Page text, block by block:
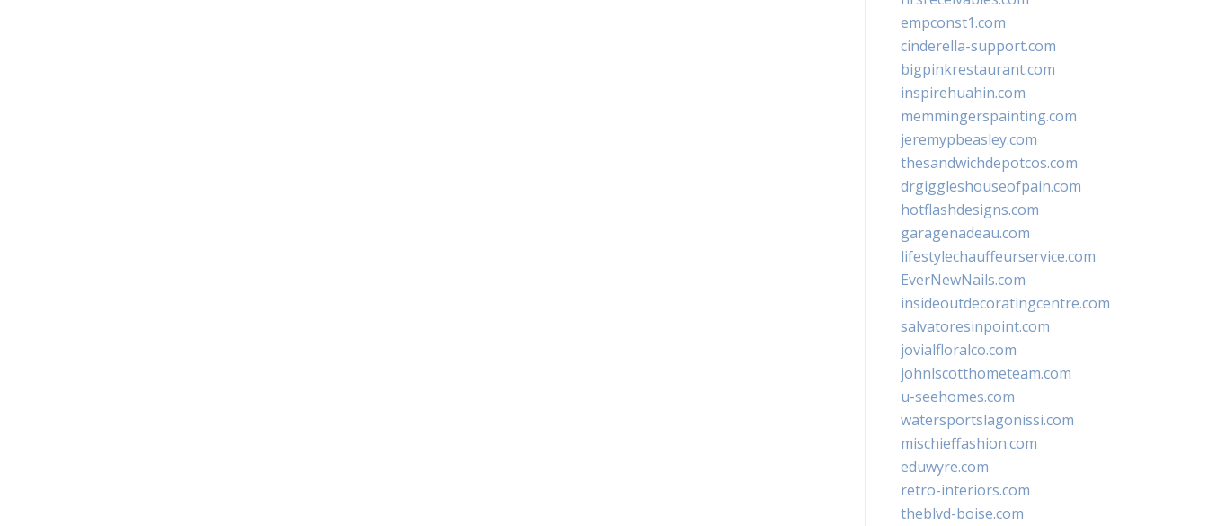
empconst1.com
cinderella-support.com
bigpinkrestaurant.com
inspirehuahin.com
memmingerspainting.com
jeremypbeasley.com
thesandwichdepotcos.com
drgiggleshouseofpain.com
hotflashdesigns.com
garagenadeau.com
lifestylechauffeurservice.com
EverNewNails.com
insideoutdecoratingcentre.com
salvatoresinpoint.com
jovialfloralco.com
johnlscotthometeam.com
u-seehomes.com
watersportslagonissi.com
mischieffashion.com
eduwyre.com
retro-interiors.com
theblvd-boise.com